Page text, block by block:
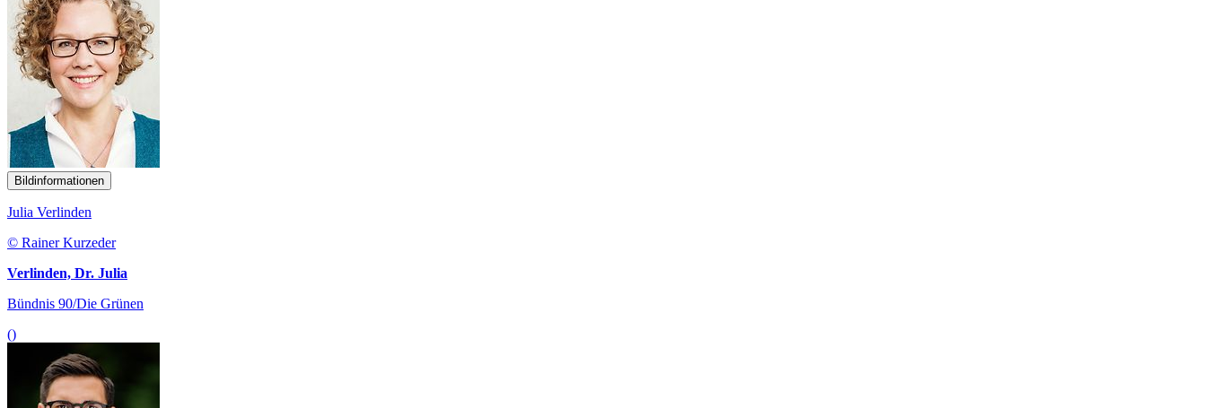
Bildinformationen
Julia Verlinden
© Rainer Kurzeder
Verlinden, Dr. Julia
Bündnis 90/Die Grünen
()